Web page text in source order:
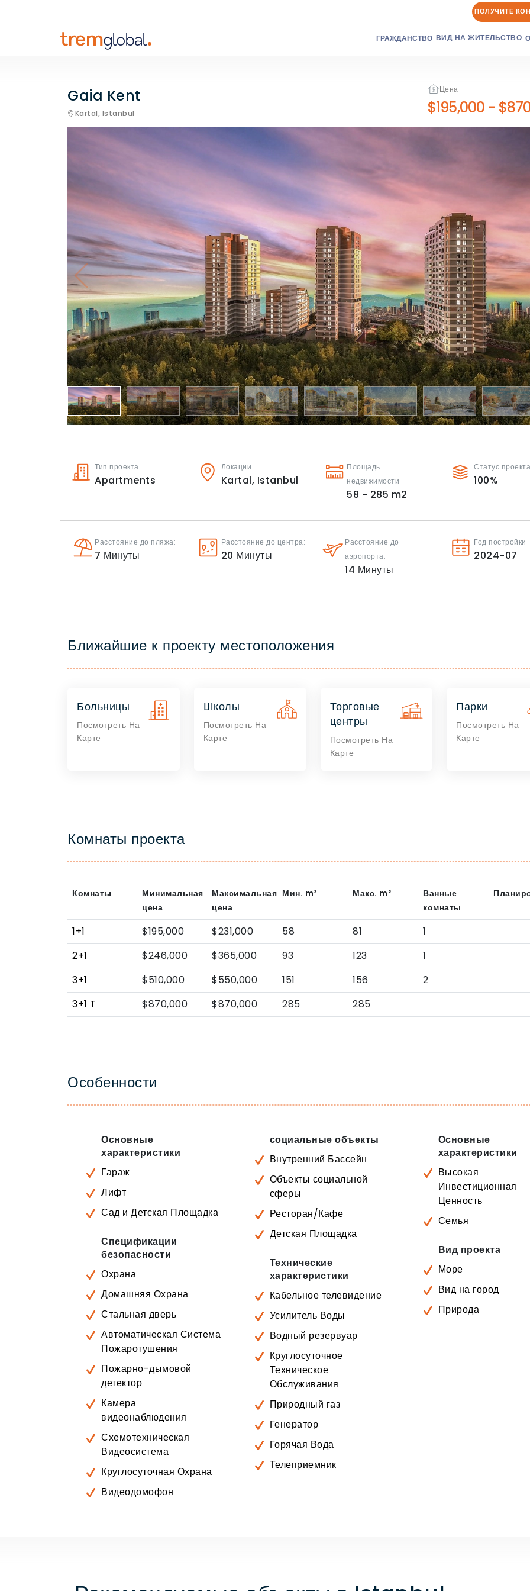
ПОЛУЧИТЕ
ГРАЖДАНСТВО ВИД НА ЖИТЕЛЬСТВО
Gaia Kent
Kartal, Istanbul
Цена
$195,000 -
Тип проекта
Apartments
Локации
Kartal, Istanbul
Площадь
недвижимости
58 - 285 m2
Статус
100%
Расстояние до пляжа:
7 Минуты
Расстояние до центра:
20 Минуты
Расстояние до
аэропорта:
14 Минуты
Год постройки
2024-07
Ближайшие к проекту местоположения
Больницы
Посмотреть На
Карте
Школы
Посмотреть На
Карте
Торговые
центры
Посмотреть На
Карте
Парки
Посмотреть На
Карте
Комнаты проекта
Комнаты
Минимальная
цена
Максимальная
цена
Мин. m² Макс. m²
Ванные
комнаты
1+1 $195,000 $231,000 58 81
1
2+1
$246,000 $365,000 93 123
1
3+1
$510,000 $550,000 151 156
2
3+1 T
$870,000 $870,000 285 285
Особенности
Основные
характеристики
Гараж
Лифт
Сад и Детская Площадка
Спецификации
безопасности
Охрана
Домашняя Охрана
Стальная дверь
Автоматическая Система
Пожаротушения
Пожарно-дымовой
детектор
Камера
видеонаблюдения
Схемотехническая
Видеосистема
Круглосуточная Охрана
Видеодомофон
социальные объекты
Внутренний Бассейн
Объекты социальной
сферы
Ресторан/Кафе
Детская Площадка
Технические
характеристики
Кабельное телевидение
Усилитель Воды
Водный резервуар
Круглосуточное
Техническое
Обслуживания
Природный газ
Генератор
Горячая Вода
Телеприемник
Основные
характеристики
Высокая
Инвестиционная
Ценность
Семья
Вид проекта
Море
Вид на город
Природа